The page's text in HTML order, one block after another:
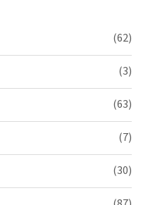
(62)
(3)
(63)
(7)
(30)